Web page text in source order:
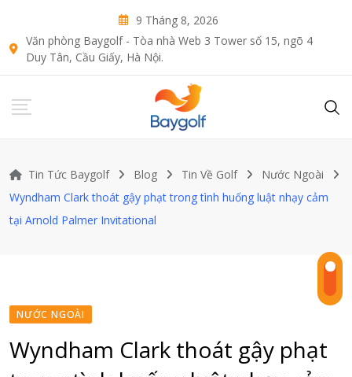
content
9 Tháng 8, 2026
Văn phòng Baygolf - Tòa nhà Web 3 Tower số 15, ngõ 4
Duy Tân, Cầu Giấy, Hà Nội.
Tin Tức Baygolf Blog Tin Về Golf
Nước Ngoài
Wyndham Clark thoát gậy phạt trong tình huống luật nhạy cảm
tại Arnold Palmer Invitational
NƯỚC NGOÀI
Wyndham Clark thoát gậy phạt